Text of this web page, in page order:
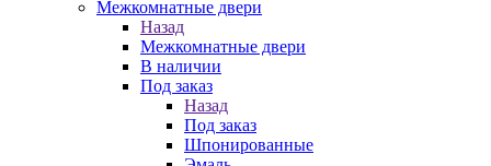
Межкомнатные двери
Назад
Межкомнатные двери
В наличии
Под заказ
Назад
Под заказ
Шпонированные